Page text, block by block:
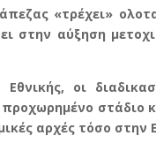
«τρέχει»
στην αύξηση
οι
στάδιο
αρχές τόσο